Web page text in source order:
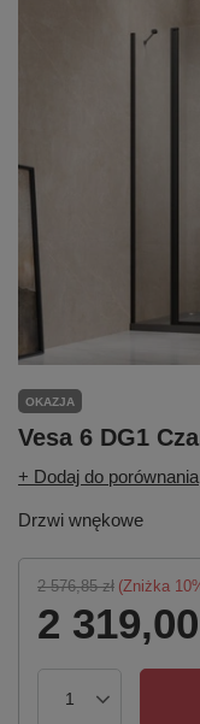
OKAZJA
Vesa 6 DG1
+ Dodaj do porównania
Drzwi wnękowe
2 576,85 zł (Zniżka 10
2